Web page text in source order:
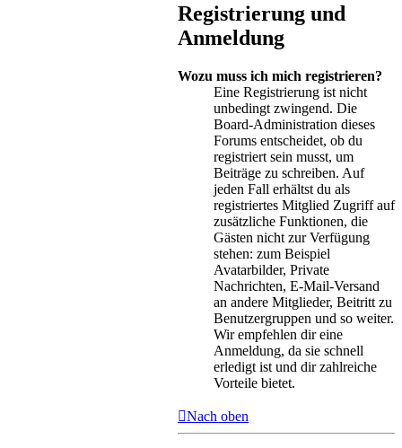
Registrierung und
Anmeldung
Wozu muss ich mich registrieren?
Eine Registrierung ist nicht
unbedingt zwingend. Die
Board-Administration dieses
Forums entscheidet, ob du
registriert sein musst, um
Beiträge zu schreiben. Auf
jeden Fall erhältst du als
registriertes Mitglied Zugriff auf
zusätzliche Funktionen, die
Gästen nicht zur Verfügung
stehen: zum Beispiel
Avatarbilder, Private
Nachrichten, E-Mail-Versand
an andere Mitglieder, Beitritt zu
Benutzergruppen und so weiter.
Wir empfehlen dir eine
Anmeldung, da sie schnell
erledigt ist und dir zahlreiche
Vorteile bietet.
Nach oben